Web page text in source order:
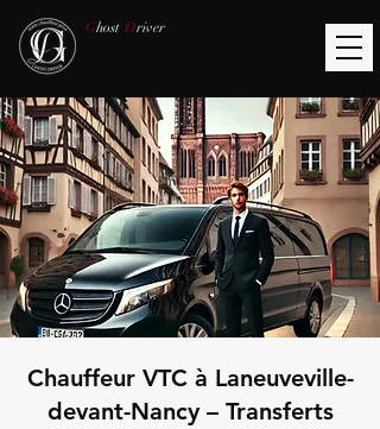
Ghost Driver
Chauffeur VTC à Laneuveville-
devant-Nancy – Transferts